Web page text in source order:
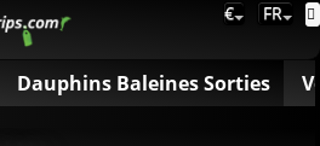
€ FR
Dauphins Baleines Sorties